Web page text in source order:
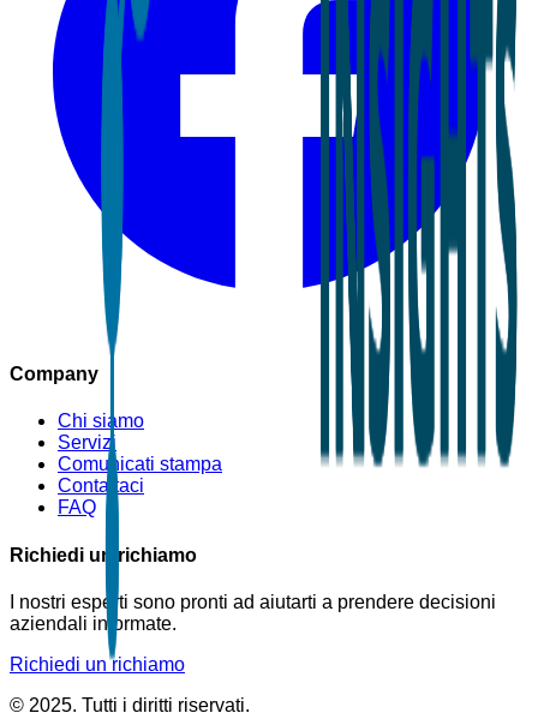
Company
Chi siamo
Servizi
Comunicati stampa
Contattaci
FAQ
Richiedi un richiamo
I nostri esperti sono pronti ad aiutarti a prendere decisioni
aziendali informate.
Richiedi un richiamo
© 2025. Tutti i diritti riservati.